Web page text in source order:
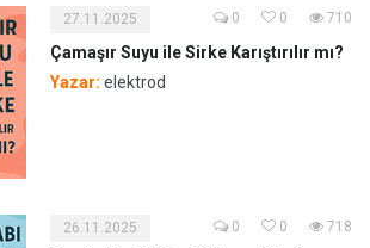
27.11.2025 0 0 710
Çamaşır Suyu ile Sirke Karıştırılır mı?
Yazar: elektrod
26.11.2025 0 0 718